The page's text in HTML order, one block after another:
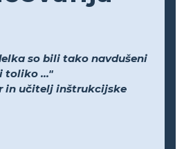
so bili tako navdušeni
toliko ..."
in učitelj inštrukcijske